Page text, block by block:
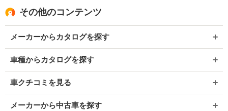
その他のコンテンツ
メーカーからカタログを探す
車種からカタログを探す
車クチコミを見る
メーカーから中古車を探す